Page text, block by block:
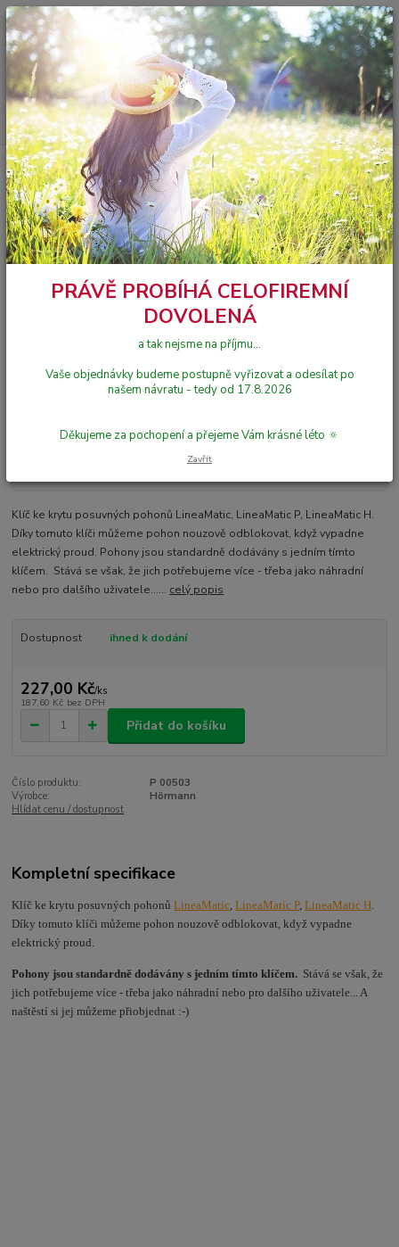
Menu
Hledat
734 161 818 0ks
za0,00 Kč
Úvod příslušenství Hörmann pro pohony posuvných bran
Náhradní
klíč ke krytu pohonu LineaMatic
Náhradní klíč ke krytu pohonu
LineaMatic
Klíč ke krytu posuvných pohonů LineaMatic, LineaMatic P, LineaMatic H.
Díky tomuto klíči můžeme pohon nouzově odblokovat, když vypadne
elektrický proud. Pohony jsou standardně dodávány s jedním tímto
klíčem. Stává se však, že jich potřebujeme více - třeba jako náhradní
nebo pro dalšího uživatele...... celý popis
Dostupnost ihned k dodání
227,00 Kč/ks
187,60 Kč bez DPH
Přidat do košíku
Číslo produktu:
P 00503
Výrobce:
Hörmann
Hlídat cenu / dostupnost
Kompletní specifikace
Klíč ke krytu posuvných pohonůLineaMatic ,LineaMatic P,LineaMatic H
Díky tomuto klíči můžeme pohon nouzově odblokovat, když vypadne
elektrický proud.
Pohony jsou standardně dodávány s jedním tímto klíčem. Stává se však, že
jich potřebujeme více - třeba jako náhradní nebo pro dalšího uživatele... A
naštěstí si jej můžeme přiobjednat :-)
PRÁVĚ PROBÍHÁ CELOFIREMNÍ
DOVOLENÁ
a tak nejsme na příjmu...
Vaše objednávky budeme postupně vyřizovat a odesílat po
našem návratu - tedy od 17.8.2026
Děkujeme za pochopení a přejeme Vám krásné léto 🔅
Zavřít